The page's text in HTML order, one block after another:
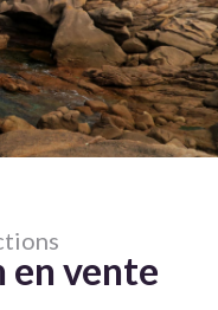
en vente